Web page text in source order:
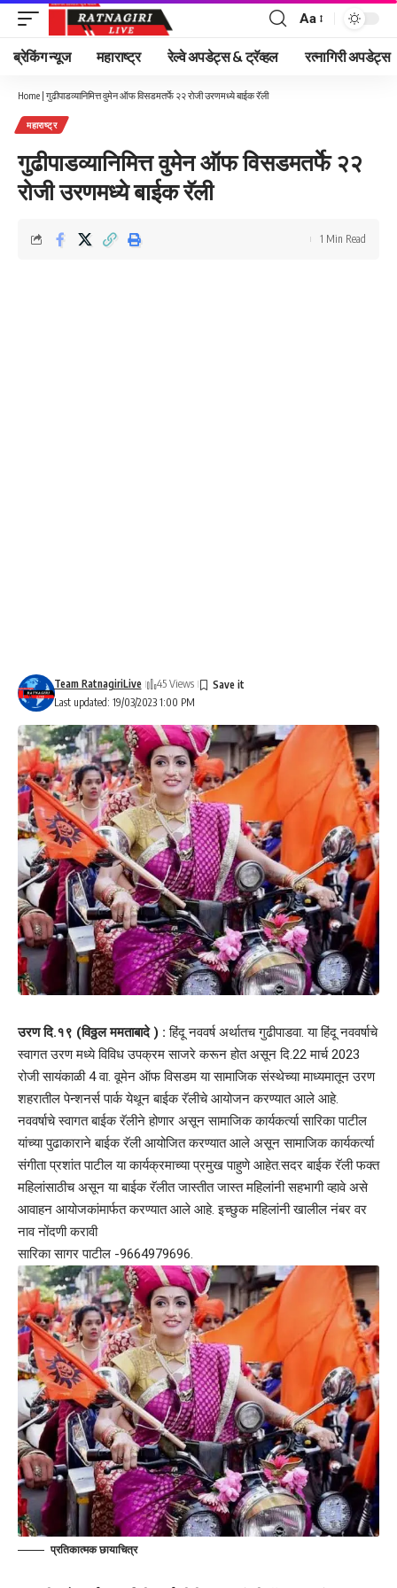
Font
Resizer
Aa
ब्रेकिंग न्यूज महाराष्ट्र रेल्वे अपडेट्स & ट्रॅव्हल रत्नागिरी अपडेट्स
Home | गुढीपाडव्यानिमित्त वुमेन ऑफ विसडमतर्फे २२ रोजी उरणमध्ये बाईक रॅली
महाराष्ट्र
गुढीपाडव्यानिमित्त वुमेन ऑफ विसडमतर्फे २२
रोजी उरणमध्ये बाईक रॅली
Last updated: 19/03/2023 1:00 PM
Team RatnagiriLive 45 Views
1 Min Read
उरण दि.१९ (विठ्ठल ममताबादे ) :हिंदू नववर्ष अर्थातच गुढीपाडवा. या हिंदू नववर्षाचे
स्वागत उरण मध्ये विविध उपक्रम साजरे करून होत असून दि.22 मार्च 2023
रोजी सायंकाळी 4 वा. वूमेन ऑफ विसडम या सामाजिक संस्थेच्या माध्यमातून उरण
शहरातील पेन्शनर्स पार्क येथून बाईक रॅलीचे आयोजन करण्यात आले आहे.
नववर्षाचे स्वागत बाईक रॅलीने होणार असून सामाजिक कार्यकर्त्या सारिका पाटील
यांच्या पुढाकाराने बाईक रॅली आयोजित करण्यात आले असून सामाजिक कार्यकर्त्या
संगीता प्रशांत पाटील या कार्यक्रमाच्या प्रमुख पाहुणे आहेत.सदर बाईक रॅली फक्त
महिलांसाठीच असून या बाईक रॅलीत जास्तीत जास्त महिलांनी सहभागी व्हावे असे
आवाहन आयोजकांमार्फत करण्यात आले आहे. इच्छुक महिलांनी खालील नंबर वर
नाव नोंदणी करावी
सारिका सागर पाटील -9664979696.
प्रतिकात्मक छायाचित्र